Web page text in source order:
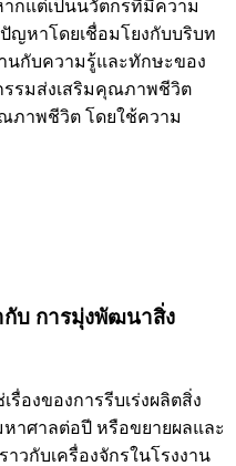
ากแต่เป็นนวัตกรที่มีความ
ญหาโดยเชื่อมโยงกับบริบท
กับความรู้และทักษะของ
รรมส่งเสริมคุณภาพชีวิต
าพชีวิต โดยใช้ความ
กับ การมุ่งพัฒนาสิ่ง
องของการรีบเร่งผลิตสิ่ง
าศาลต่อปี หรือขยายผลและ
วกับเครื่องจักรในโรงงาน